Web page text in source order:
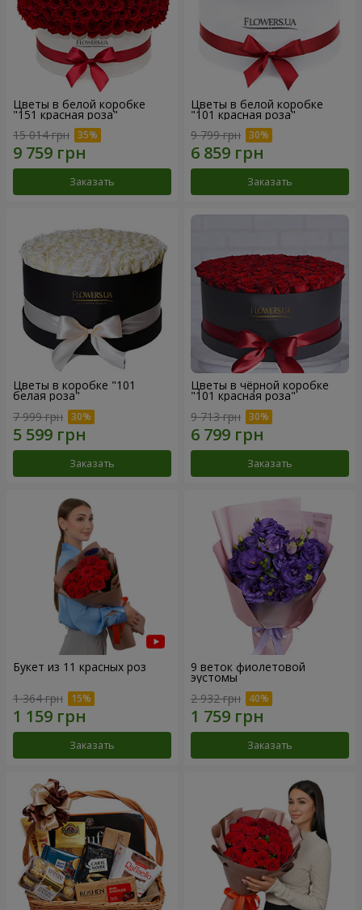
Цветы в белой коробке
"151 красная роза"
15 014 грн
Заказать
Цветы в белой коробке
"101 красная роза"
9 799 грн
Заказать
Цветы в коробке "101
белая роза"
7 999 грн
Заказать
Цветы в чёрной коробке
"101 красная роза"
9 713 грн
Заказать
Букет из 11 красных роз
1 364 грн
Заказать
9 веток фиолетовой
эустомы
2 932 грн
Заказать